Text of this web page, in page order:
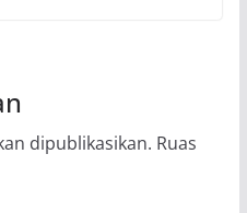
dipublikasikan. Ruas